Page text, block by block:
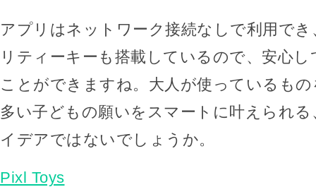
アプリはネットワーク接続なしで利用で
リティーキーも搭載しているので、安心
ことができますね。大人が使っているも
多い子どもの願いをスマートに叶えられ
イデアではないでしょうか。
Pixl Toys